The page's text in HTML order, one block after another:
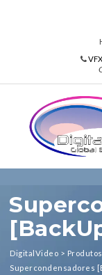
DigitalVideo > Produtos
Supercondensadores